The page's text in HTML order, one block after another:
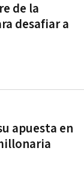
de la
desafiar a
apuesta en